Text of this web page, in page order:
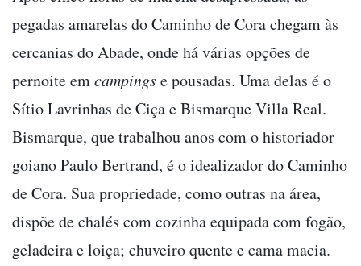
pegadas amarelas do Caminho de Cora chegam às
cercanias do Abade, onde há várias opções de
pernoite emcampingse pousadas. Uma delas é o
Sítio Lavrinhas de Ciça e Bismarque Villa Real.
Bismarque, que trabalhou anos com o historiador
goiano Paulo Bertrand, é o idealizador do Caminho
de Cora. Sua propriedade, como outras na área,
dispõe de chalés com cozinha equipada com fogão,
geladeira e loiça; chuveiro quente e cama macia.